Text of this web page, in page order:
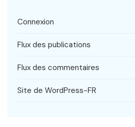
Connexion
Flux des publications
Flux des commentaires
Site de WordPress-FR